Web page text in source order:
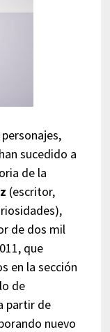
sucedido a
de la
(escritor,
de dos mil
que
en la sección
de
partir de
nuevo